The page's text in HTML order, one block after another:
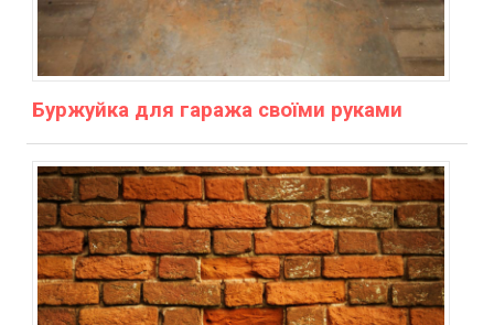
Буржуйка для гаража своїми руками